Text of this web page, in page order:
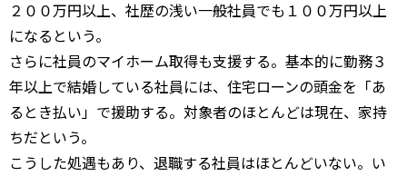
２００万円以上、社歴の浅い一般社員でも１００万円以上
になるという。
さらに社員のマイホーム取得も支援する。基本的に勤務３
年以上で結婚している社員には、住宅ローンの頭金を「あ
るとき払い」で援助する。対象者のほとんどは現在、家持
ちだという。
こうした処遇もあり、退職する社員はほとんどいない。い